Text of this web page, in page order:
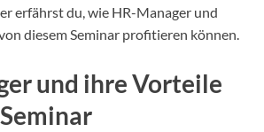
erfährst du, wie HR-Manager und
diesem Seminar profitieren können.
und ihre Vorteile